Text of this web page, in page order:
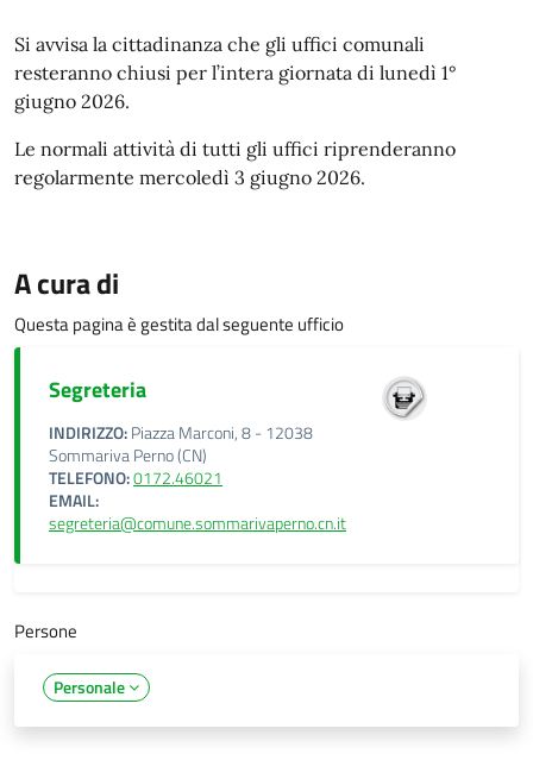
Si avvisa la cittadinanza che gli uffici comunali
resteranno chiusi per l’intera giornata di lunedì 1°
giugno 2026.
Le normali attività di tutti gli uffici riprenderanno
regolarmente mercoledì 3 giugno 2026.
A cura di
Questa pagina è gestita dal seguente ufficio
Segreteria
INDIRIZZO:Piazza Marconi, 8 - 12038
Sommariva Perno (CN)
TELEFONO:0172.46021
EMAIL:
segreteria@comune.sommarivaperno.cn.it
Persone
Personale